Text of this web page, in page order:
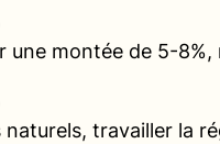
une montée de 5-
travailler la